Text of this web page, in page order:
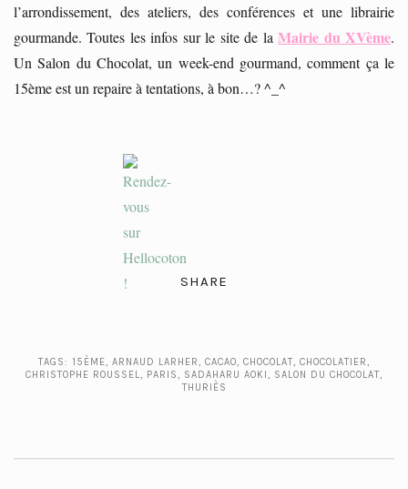
l’arrondissement, des ateliers, des conférences et une librairie
gourmande. Toutes les infos sur le site de laMairie du XVème.
Un Salon du Chocolat, un week-end gourmand, comment ça le
15ème est un repaire à tentations, à bon…? ^_^
SHARE
TAGS: 15ÈME, ARNAUD LARHER, CACAO, CHOCOLAT, CHOCOLATIER,
CHRISTOPHE ROUSSEL, PARIS, SADAHARU AOKI, SALON DU CHOCOLAT,
THURIÈS